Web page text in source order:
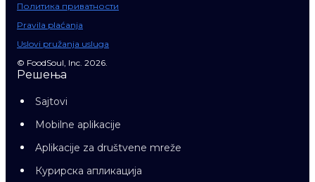
Политика приватности
Pravila plaćanja
Uslovi pružanja usluga
© FoodSoul, Inc. 2026.
Решења
Sajtovi
Mobilne aplikacije
Aplikacije za društvene mreže
Курирска апликација